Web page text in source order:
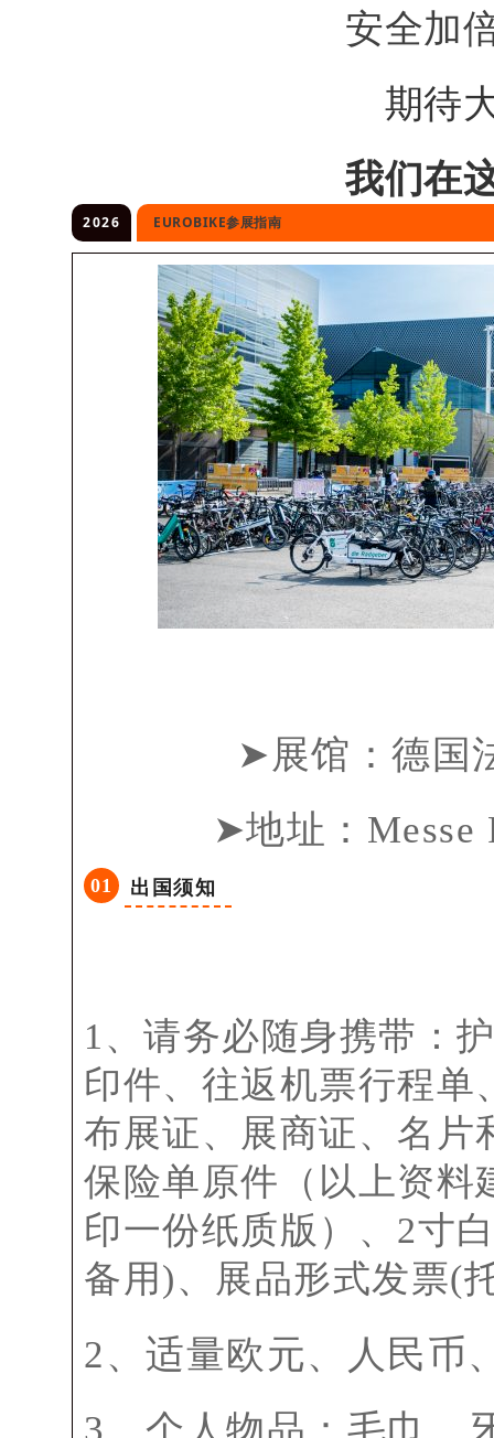
安全加
期待
我们在
2026 EUROBIKE参展指南
➤展馆：德国
➤地址：Messe
01 出国须知
1、请务必随身携带：
印件、往返机票行程单
布展证、展商证、名片
保险单原件（以上资料
印一份纸质版）、 2寸
备用)、展品形式发票(
2、适量欧元、人民币